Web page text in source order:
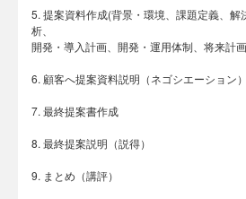
5. 提案資料作成(背景・環境、課題定義、解
析、
開発・導入計画、開発・運用体制、将来計画
6. 顧客へ提案資料説明（ネゴシエーション）
7. 最終提案書作成
8. 最終提案説明（説得）
9. まとめ（講評）